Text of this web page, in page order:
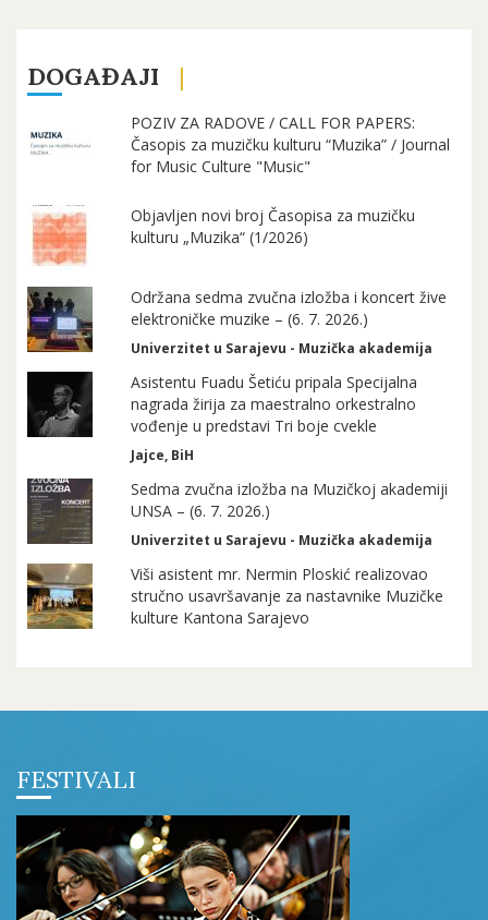
DOGAĐAJI
POZIV ZA RADOVE / CALL FOR PAPERS:
Časopis za muzičku kulturu “Muzika” / Journal
for Music Culture "Music"
Objavljen novi broj Časopisa za muzičku
kulturu „Muzika“ (1/2026)
Održana sedma zvučna izložba i koncert žive
elektroničke muzike – (6. 7. 2026.)
Univerzitet u Sarajevu - Muzička akademija
Asistentu Fuadu Šetiću pripala Specijalna
nagrada žirija za maestralno orkestralno
vođenje u predstavi Tri boje cvekle
Jajce, BiH
Sedma zvučna izložba na Muzičkoj akademiji
UNSA – (6. 7. 2026.)
Univerzitet u Sarajevu - Muzička akademija
Viši asistent mr. Nermin Ploskić realizovao
stručno usavršavanje za nastavnike Muzičke
kulture Kantona Sarajevo
FESTIVALI